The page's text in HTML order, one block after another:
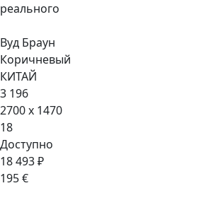
реального
Вуд Браун
Коричневый
КИТАЙ
3 196
2700 x 1470
18
Доступно
18 493 ₽
195 €